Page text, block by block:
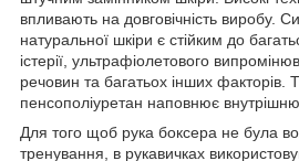
впливають на довговічність виробу.
натуральної шкіри є стійким до
істерії, ультрафіолетового
речовин та багатьох інших факторів.
пенсополіуретан наповнює
Для того щоб рука боксера не була
тренування, в рукавичках